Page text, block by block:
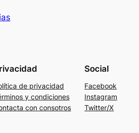
de privacidad
y condiciones
con consotros
Social
Facebook
Instagram
Twitter/X